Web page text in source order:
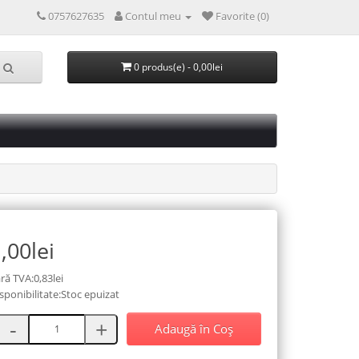
0757627635 Contul meu Favorite (0)
0 produs(e) - 0,00lei
TVA:0,83lei
epuizat
Adaugă în Coş